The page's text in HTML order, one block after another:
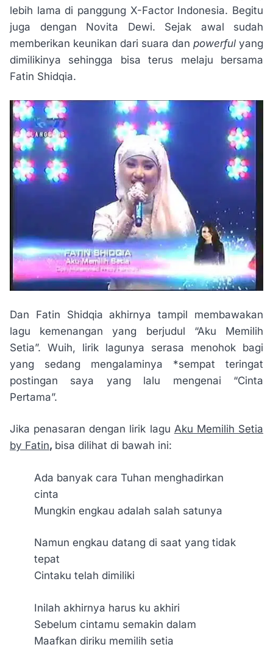
lebih lama di panggung X-Factor Indonesia. Begitu
juga dengan Novita Dewi. Sejak awal sudah
memberikan keunikan dari suara dan powerful yang
dimilikinya sehingga bisa terus melaju bersama
Fatin Shidqia.
Dan Fatin Shidqia akhirnya tampil membawakan
lagu kemenangan yang berjudul “Aku Memilih
Setia”. Wuih, lirik lagunya serasa menohok bagi
yang sedang mengalaminya *sempat teringat
postingan saya yang lalu mengenai “Cinta
Pertama”.
Jika penasaran dengan lirik lagu Aku Memilih Setia
by Fatin, bisa dilihat di bawah ini:
Ada banyak cara Tuhan menghadirkan
cinta
Mungkin engkau adalah salah satunya
Namun engkau datang di saat yang tidak
tepat
Cintaku telah dimiliki
Inilah akhirnya harus ku akhiri
Sebelum cintamu semakin dalam
Maafkan diriku memilih setia